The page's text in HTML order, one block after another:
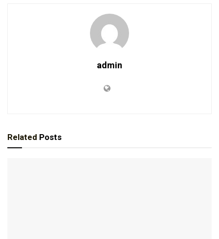
admin
Related Posts